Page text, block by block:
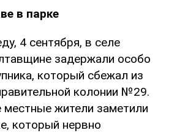
в парке
4 сентября, в селе
задержали особо
который сбежал из
колонии №29.
жители заметили
который нервно